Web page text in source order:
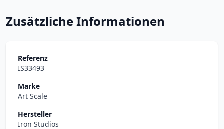
Zusätzliche Informationen
Referenz
IS33493
Marke
Art Scale
Hersteller
Iron Studios